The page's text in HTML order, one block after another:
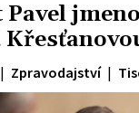
Pavel
| Zpravodajství |